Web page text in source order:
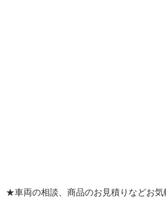
★車両の相談、商品のお見積りなどお気